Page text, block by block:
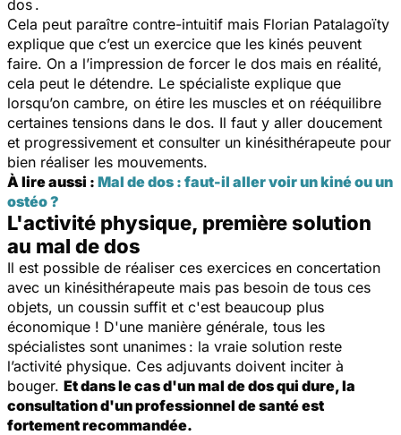
dos .
Cela peut paraître contre-intuitif mais Florian Patalagoïty
explique que c’est un exercice que les kinés peuvent
faire. On a l’impression de forcer le dos mais en réalité,
cela peut le détendre. Le spécialiste explique que
lorsqu’on cambre, on étire les muscles et on rééquilibre
certaines tensions dans le dos. Il faut y aller doucement
et progressivement et consulter un kinésithérapeute pour
bien réaliser les mouvements.
À lire aussi : Mal de dos : faut-il aller voir un kiné ou un
ostéo ?
L'activité physique, première solution
au mal de dos
Il est possible de réaliser ces exercices en concertation
avec un kinésithérapeute mais pas besoin de tous ces
objets, un coussin suffit et c'est beaucoup plus
économique ! D'une manière générale, tous les
spécialistes sont unanimes : la vraie solution reste
l’activité physique. Ces adjuvants doivent inciter à
bouger. Et dans le cas d'un mal de dos qui dure, la
consultation d'un professionnel de santé est
fortement recommandée.